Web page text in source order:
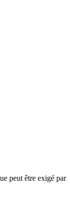
peut être exigé par